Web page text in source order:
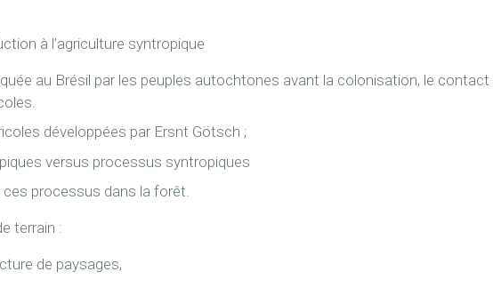
à l’agriculture syntropique
au Brésil par les peuples autochtones avant la colonisation, le
développées par Ersnt Götsch ;
versus processus syntropiques
ces processus dans la forêt.
terrain :
de paysages,